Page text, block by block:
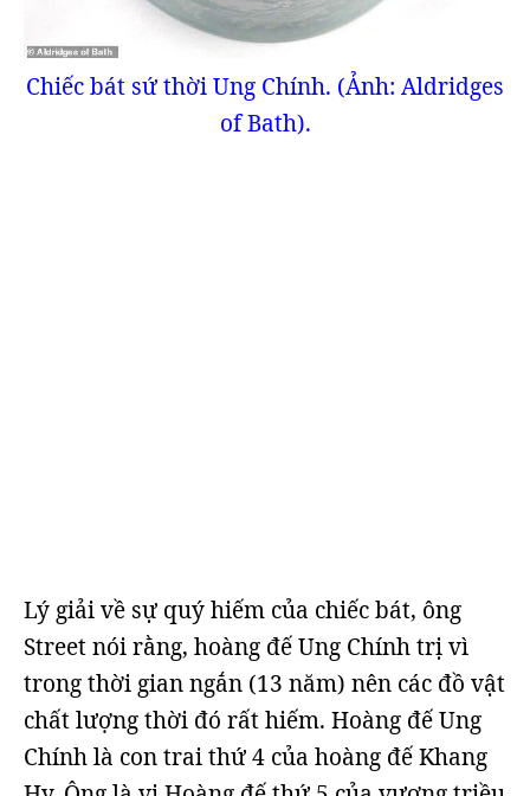
Chiếc bát sứ thời Ung Chính. (Ảnh: Aldridges
of Bath).
Lý giải về sự quý hiếm của chiếc bát, ông
Street nói rằng, hoàng đế Ung Chính trị vì
trong thời gian ngắn (13 năm) nên các đồ vật
chất lượng thời đó rất hiếm. Hoàng đế Ung
Chính là con trai thứ 4 của hoàng đế Khang